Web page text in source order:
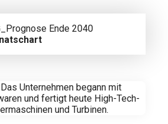
Das Unternehmen begann mit
und fertigt heute High-Tech-
und Turbinen.